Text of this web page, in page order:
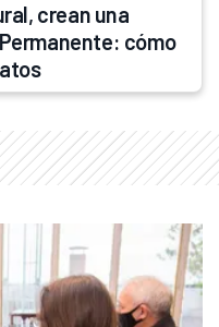
crean una
cómo